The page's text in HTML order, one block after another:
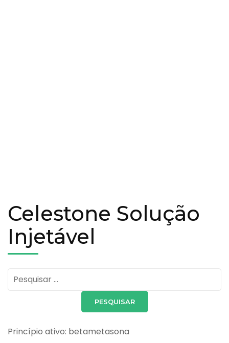
Celestone Solução
Injetável
Pesquisar
por:
Princípio ativo: betametasona